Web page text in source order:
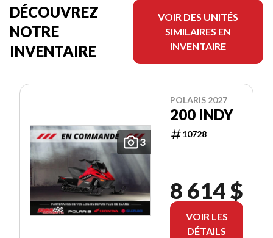
DÉCOUVREZ
NOTRE
INVENTAIRE
VOIR DES UNITÉS
SIMILAIRES EN
INVENTAIRE
3
POLARIS 2027
200 INDY
10728
8 614 $
VOIR LES
DÉTAILS